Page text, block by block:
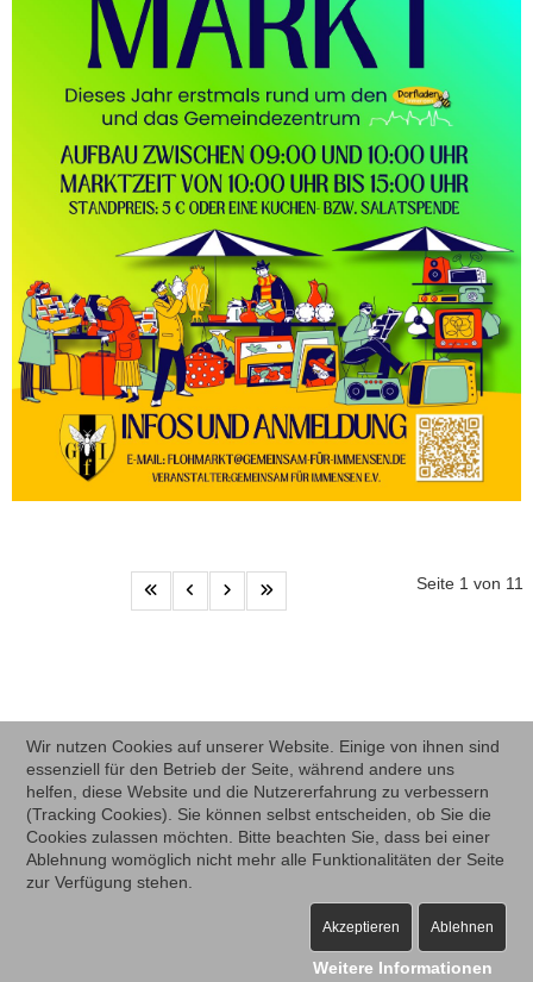
Seite 1 von 11
Wir nutzen Cookies auf unserer Website. Einige von ihnen sind
essenziell für den Betrieb der Seite, während andere uns
helfen, diese Website und die Nutzererfahrung zu verbessern
(Tracking Cookies). Sie können selbst entscheiden, ob Sie die
Cookies zulassen möchten. Bitte beachten Sie, dass bei einer
Ablehnung womöglich nicht mehr alle Funktionalitäten der Seite
zur Verfügung stehen.
Akzeptieren Ablehnen
Weitere Informationen